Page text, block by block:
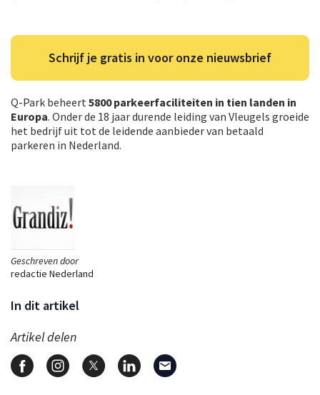
Geschreven door
redactie Nederland
In dit artikel
Artikel delen
Schrijf je gratis in voor onze nieuwsbrief
Q-Park beheert 5800 parkeerfaciliteiten in tien landen in
Europa. Onder de 18 jaar durende leiding van Vleugels groeide
het bedrijf uit tot de leidende aanbieder van betaald
parkeren in Nederland.